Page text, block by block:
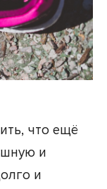
что ещё
и
и